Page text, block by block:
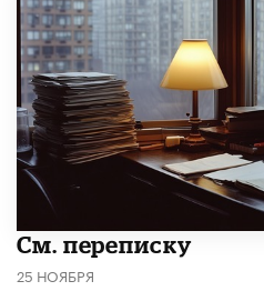
См. переписку
25 НОЯБРЯ